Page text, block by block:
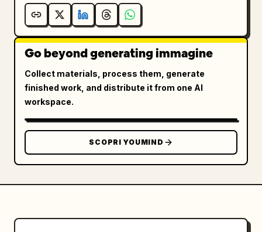
Go beyond generating immagine
Collect materials, process them, generate
finished work, and distribute it from one AI
workspace.
SCOPRI YOUMIND